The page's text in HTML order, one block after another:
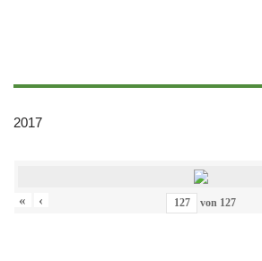
2017
« ‹ von 127